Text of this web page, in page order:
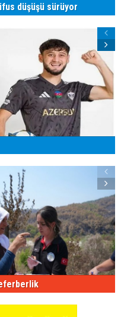
düşüşü sürüyor